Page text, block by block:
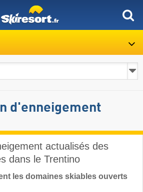
d'enneigement
actualisés des
dans le Trentino
les domaines skiables ouverts